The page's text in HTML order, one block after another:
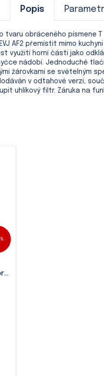
Popis
obráceného písmene
AF2 přemístit mimo
využití horní části jako
nádobí. Jednoduché
žárovkami se světelným
v odtahové verzi,
uhlíkový filtr. Záruka na
Sada pro externí umístění motoru AF2